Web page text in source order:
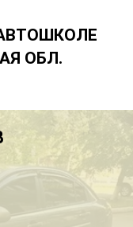
ОБЛ.